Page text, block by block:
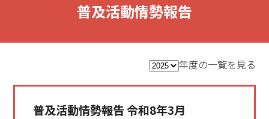
普及活動情勢報告
年度の一覧を見る
普及活動情勢報告 令和8年3月